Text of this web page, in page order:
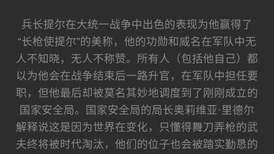
兵长提尔在大统一战争中出色的表现为他赢得了
“长枪使提尔”的美称，他的功勋和威名在军队中无
人不知晓，无人不称赞。所有人（包括他自己）都
以为他会在战争结束后一路升官，在军队中担任要
职，但他最后却被莫名其妙地调度到了刚刚成立的
国家安全局。国家安全局的局长奥莉维亚·里德尔
解释说这是因为世界在变化，只懂得舞刀弄枪的武
夫终将被时代淘汰，他们的位子也会被踏实勤恳的